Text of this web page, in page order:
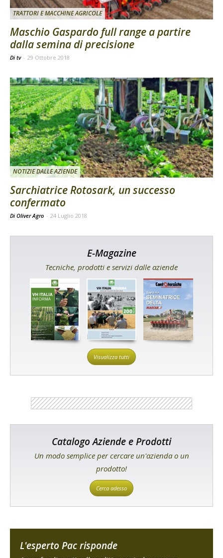
TRATTORI E MACCHINE AGRICOLE
Maschio Gaspardo full range a partire
dalla semina di precisione
Di tv - 29 Ottobre 2018
NOTIZIE DALLE AZIENDE
Sarchiatrice Rotosark, un successo
confermato
Di Oliver Agro - 24 Luglio 2018
E-Magazine
Tecniche, prodotti e servizi dalle aziende
Visualizza tutti
Catalogo Aziende e Prodotti
Un modo semplice per cercare un'azienda o un
prodotto!
Cerca adesso
L'esperto Pac risponde